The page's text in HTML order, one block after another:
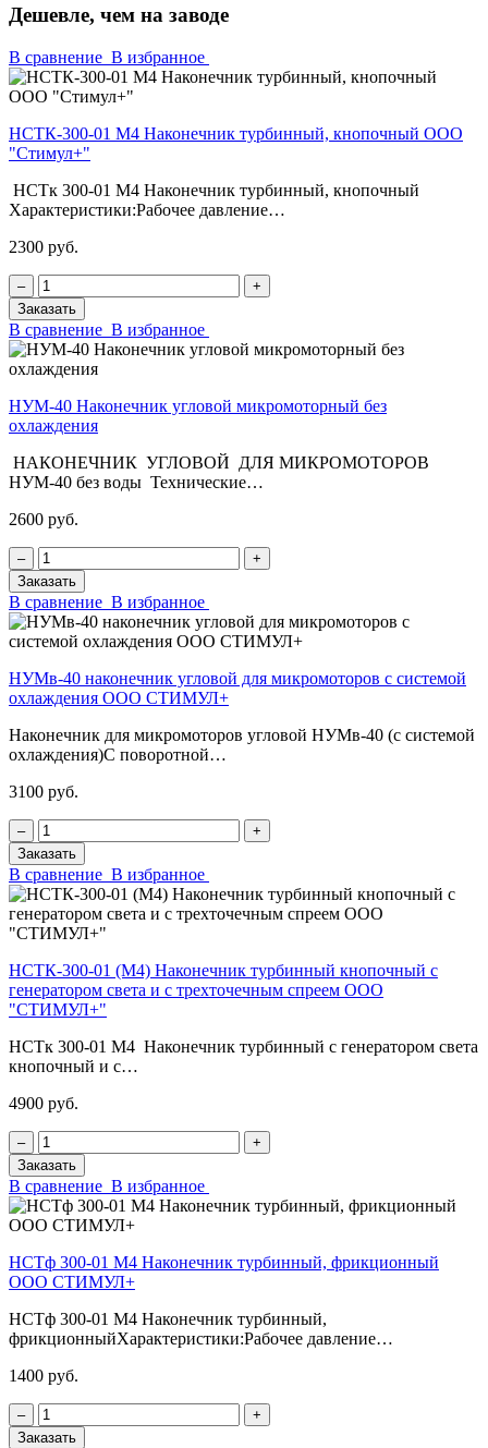
Дешевле, чем на заводе
В сравнение В избранное
НСТК-300-01 М4 Наконечник турбинный, кнопочный ООО
"Стимул+"
НСТк 300-01 М4 Наконечник турбинный, кнопочный
Характеристики:Рабочее давление…
2300 руб.
‒
+
Заказать
В сравнение В избранное
НУМ-40 Наконечник угловой микромоторный без
охлаждения
НАКОНЕЧНИК УГЛОВОЙ ДЛЯ МИКРОМОТОРОВ
НУМ-40 без воды Технические…
2600 руб.
‒
+
Заказать
В сравнение В избранное
НУМв-40 наконечник угловой для микромоторов с системой
охлаждения ООО СТИМУЛ+
Наконечник для микромоторов угловой НУМв-40 (с системой
охлаждения)С поворотной…
3100 руб.
‒
+
Заказать
В сравнение В избранное
НСТК-300-01 (М4) Наконечник турбинный кнопочный с
генератором света и с трехточечным спреем ООО
"СТИМУЛ+"
НСТк 300-01 М4 Наконечник турбинный с генератором света
кнопочный и с…
4900 руб.
‒
+
Заказать
В сравнение В избранное
НСТф 300-01 М4 Наконечник турбинный, фрикционный
ООО СТИМУЛ+
НСТф 300-01 М4 Наконечник турбинный,
фрикционныйХарактеристики:Рабочее давление…
1400 руб.
‒
+
Заказать